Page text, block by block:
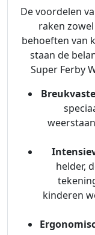
De voordelen
raken
behoeften van
staan de
Super Ferby
helder,
kinderen